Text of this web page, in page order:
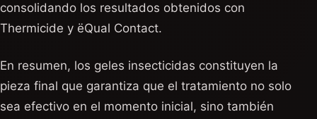
consolidando los resultados obtenidos con
Thermicide y ëQual Contact.
En resumen, los geles insecticidas constituyen la
pieza final que garantiza que el tratamiento no solo
sea efectivo en el momento inicial, sino también